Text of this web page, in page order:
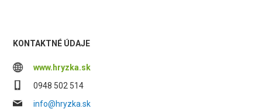
KONTAKTNÉ ÚDAJE
www.hryzka.sk
0948 502 514
info@hryzka.sk